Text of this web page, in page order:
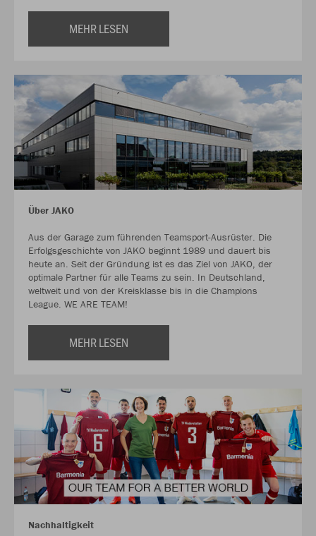
MEHR LESEN
Über JAKO
Aus der Garage zum führenden Teamsport-Ausrüster. Die
Erfolgsgeschichte von JAKO beginnt 1989 und dauert bis
heute an. Seit der Gründung ist es das Ziel von JAKO, der
optimale Partner für alle Teams zu sein. In Deutschland,
weltweit und von der Kreisklasse bis in die Champions
League. WE ARE TEAM!
MEHR LESEN
Nachhaltigkeit